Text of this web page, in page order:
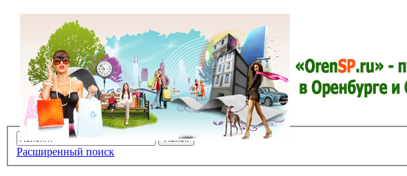
Расширенный поиск